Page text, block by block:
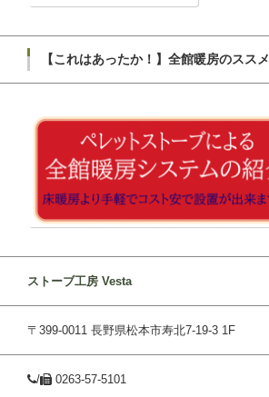
【これはあったか！】全館暖房のススメ
ストーブ工房 Vesta
〒399-0011 長野県松本市寿北7-19-3 1F
/ 0263-57-5101